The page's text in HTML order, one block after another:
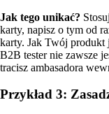
Jak tego unikać? Stosuj
karty, napisz o tym od
karty. Jak Twój produkt
B2B tester nie zawsze
tracisz ambasadora
Przykład 3: